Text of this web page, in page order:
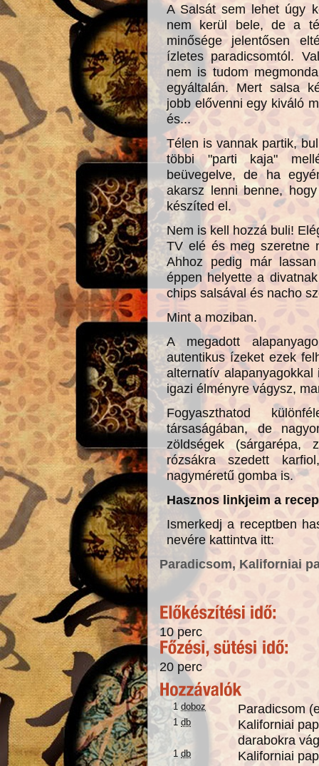
A Salsát sem lehet úgy
nem kerül bele, de a
minősége jelentősen
ízletes paradicsomtól.
nem is tudom
egyáltalán. Mert salsa
jobb elővenni egy kiváló
és...
Télen is vannak partik,
többi "parti kaja"
beüvegelve, de ha
akarsz lenni benne,
készíted el.
Nem is kell hozzá buli!
TV elé és meg szeretne
Ahhoz pedig már
éppen helyette a
chips salsával és nacho
Mint a moziban.
A megadott
autentikus ízeket ezek
alternatív
igazi élményre vágysz,
Fogyaszthatod
társaságában, de
zöldségek (sárgarépa,
rózsákra szedett
nagyméretű gomba is.
Hasznos linkjeim a
Ismerkedj a receptben
nevére kattintva itt:
Paradicsom Kaliforniai
10 perc
20 perc
1doboz Paradicsom
1db
Kaliforniai
darabokra
1db
Kaliforniai